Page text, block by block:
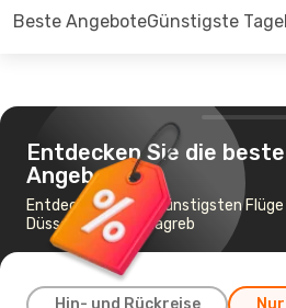
Beste AngeboteGünstigste Tage
Entdecken Sie die
Angebote
Entdecken Sie die günstigsten
Düsseldorf nach Zagreb
Hin- und Rückreise